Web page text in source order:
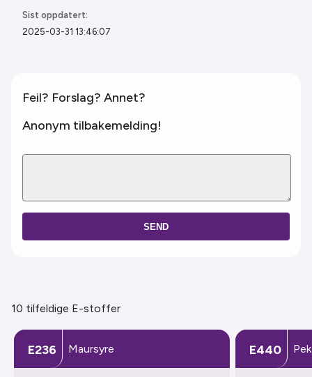
Sist oppdatert:
2025-03-31 13:46:07
Feil? Forslag? Annet?
Anonym tilbakemelding!
SEND
10 tilfeldige E-stoffer
E236 Maursyre E440